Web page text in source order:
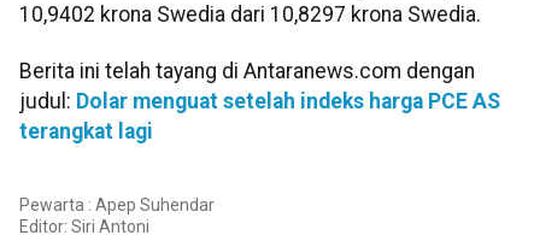
10,9402 krona Swedia dari 10,8297 krona Swedia.
Berita ini telah tayang di Antaranews.com dengan
judul: Dolar menguat setelah indeks harga PCE AS
terangkat lagi
Pewarta : Apep Suhendar
Editor: Siri Antoni